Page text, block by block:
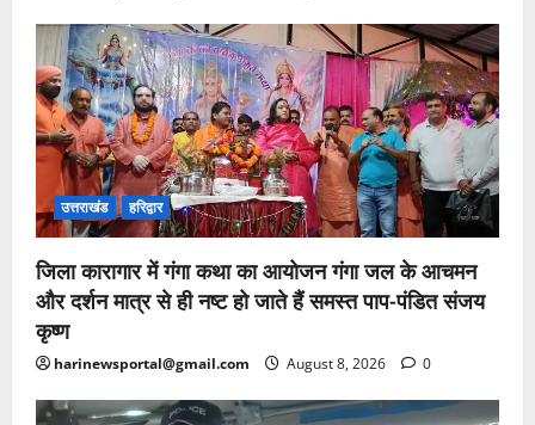
उत्तराखंड हरिद्वार
जिला कारागार में गंगा कथा का आयोजन गंगा जल के आचमन
और दर्शन मात्र से ही नष्ट हो जाते हैं समस्त पाप-पंडित संजय
कृष्ण
harinewsportal@gmail.com August 8, 2026 0